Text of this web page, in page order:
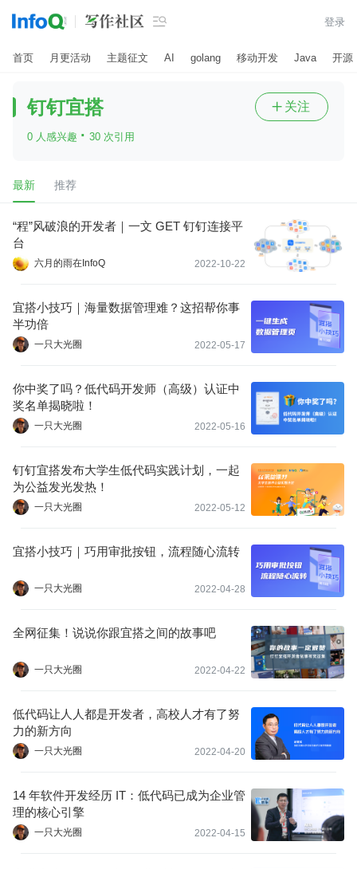
 登录
首页 月更活动 主题征文 AI golang 移动开发 Java 开源
钉钉宜搭
0 人感兴趣 · 30 次引用
 关注
最新 推荐
“程”风破浪的开发者｜一文 GET 钉钉连接平
台
六月的雨在InfoQ 2022-10-22
宜搭小技巧｜海量数据管理难？这招帮你事
半功倍
一只大光圈 2022-05-17
你中奖了吗？低代码开发师（高级）认证中
奖名单揭晓啦！
一只大光圈 2022-05-16
钉钉宜搭发布大学生低代码实践计划，一起
为公益发光发热！
一只大光圈 2022-05-12
宜搭小技巧｜巧用审批按钮，流程随心流转
一只大光圈 2022-04-28
全网征集！说说你跟宜搭之间的故事吧
一只大光圈 2022-04-22
低代码让人人都是开发者，高校人才有了努
力的新方向
一只大光圈 2022-04-20
14 年软件开发经历 IT：低代码已成为企业管
理的核心引擎
一只大光圈 2022-04-15